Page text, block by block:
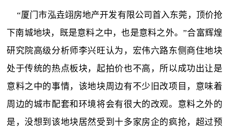
“厦门市泓垚翊房地产开发有限公司首入东莞，顶价抢
下南城地块，既是意料之中，也是意料之外。”合富辉煌
研究院高级分析师李兴旺认为，宏伟六路东侧商住地块
处于传统的热点板块，起拍价也不高，所以成功出让是
意料之中的事情，该地块周边有不少旧改项目，意味着
周边的城市配套和环境将会有很大的改观。意料之外的
是，没想到该地块居然受到十多家房企的疯抢，超过预